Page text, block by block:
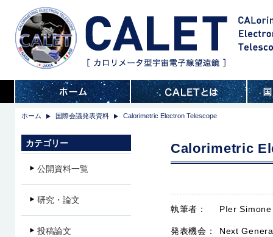
ホーム 国際会議発表資料 Calorimetric Electron Telescope
Calorimetric
執筆者： PIer
発表機会：
Next
カテゴリー
公開資料一覧
研究・論文
投稿論文